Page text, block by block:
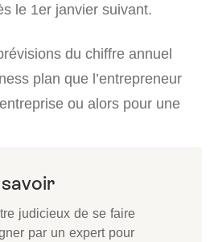
le 1er janvier suivant.
du chiffre annuel
plan que l’entrepreneur
ou alors pour une
judicieux de se faire
par un expert pour